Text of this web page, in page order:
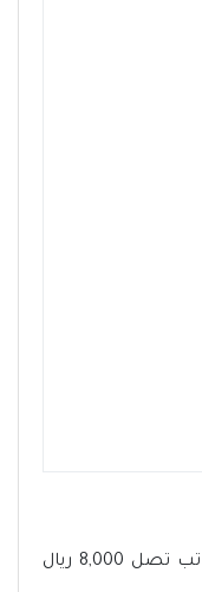
شركة ريف العطور توفر وظائف برواتب تصل 8,000 ريال